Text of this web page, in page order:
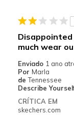
View On Shoes
much wear
Enviado 1 ano
Por Marla
de Tennessee
Describe
CRÍTICA EM
skechers.com